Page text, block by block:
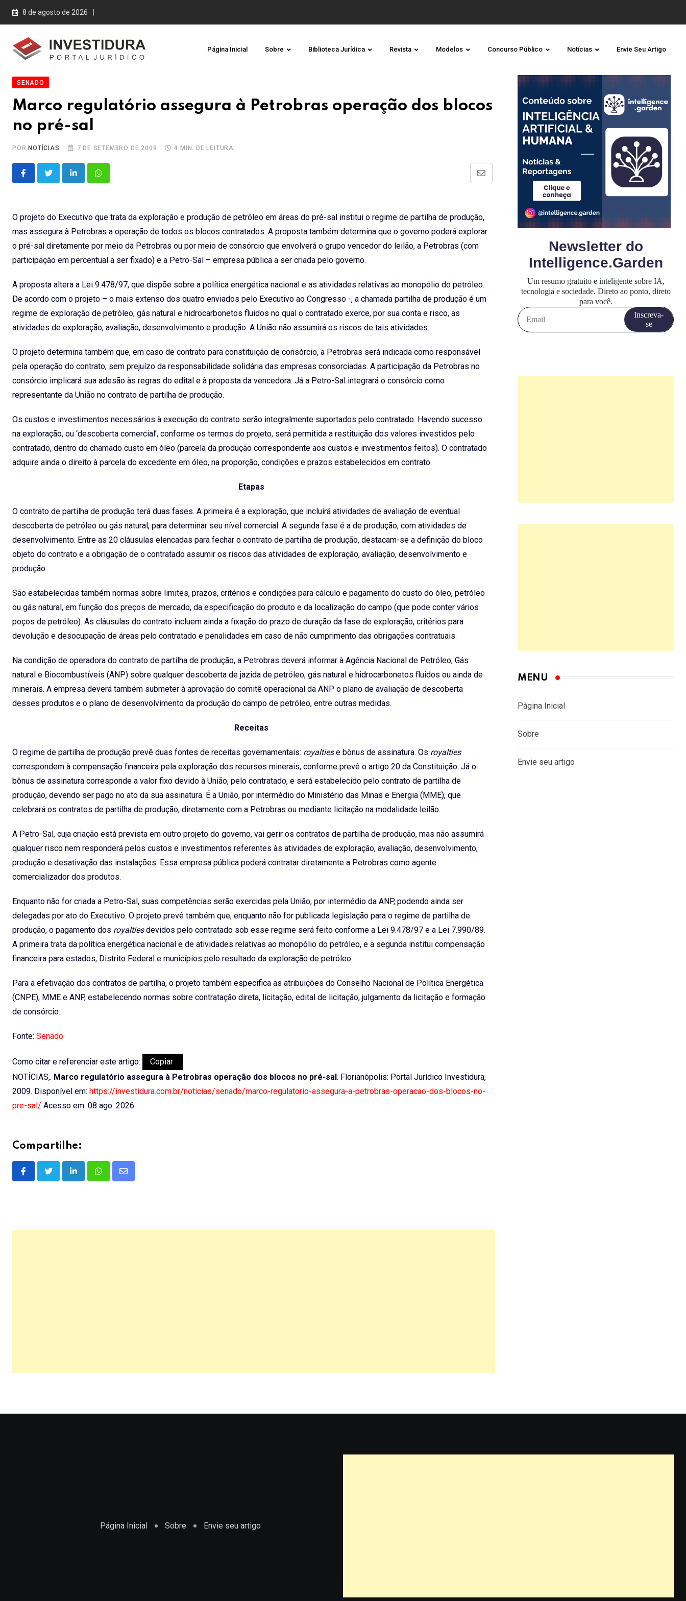
Skip
8 de agosto de 2026
Página Inicial Sobre Biblioteca Jurídica Revista Modelos Concurso Público Notícias Envie Seu Artigo
SENADO
Marco regulatório assegura à Petrobras operação dos blocos
no pré-sal
PORNOTÍCIAS 7 DE SETEMBRO DE 2009 4 MIN. DE LEITURA
LinkedInWhatsapp
Share
O projeto do Executivo que trata da exploração e produção de petróleo em áreas do pré-sal institui o regime de partilha de produção,
mas assegura à Petrobras a operação de todos os blocos contratados. A proposta também determina que o governo poderá explorar
o pré-sal diretamente por meio da Petrobras ou por meio de consórcio que envolverá o grupo vencedor do leilão, a Petrobras (com
participação em percentual a ser fixado) e a Petro-Sal – empresa pública a ser criada pelo governo.
A proposta altera a Lei 9.478/97, que dispõe sobre a política energética nacional e as atividades relativas ao monopólio do petróleo.
De acordo com o projeto – o mais extenso dos quatro enviados pelo Executivo ao Congresso -, a chamada partilha de produção é um
regime de exploração de petróleo, gás natural e hidrocarbonetos fluidos no qual o contratado exerce, por sua conta e risco, as
atividades de exploração, avaliação, desenvolvimento e produção. A União não assumirá os riscos de tais atividades.
O projeto determina também que, em caso de contrato para constituição de consórcio, a Petrobras será indicada como responsável
pela operação do contrato, sem prejuízo da responsabilidade solidária das empresas consorciadas. A participação da Petrobras no
consórcio implicará sua adesão às regras do edital e à proposta da vencedora. Já a Petro-Sal integrará o consórcio como
representante da União no contrato de partilha de produção.
Os custos e investimentos necessários à execução do contrato serão integralmente suportados pelo contratado. Havendo sucesso
na exploração, ou ‘descoberta comercial’, conforme os termos do projeto, será permitida a restituição dos valores investidos pelo
contratado, dentro do chamado custo em óleo (parcela da produção correspondente aos custos e investimentos feitos). O contratado
adquire ainda o direito à parcela do excedente em óleo, na proporção, condições e prazos estabelecidos em contrato.
Etapas
O contrato de partilha de produção terá duas fases. A primeira é a exploração, que incluirá atividades de avaliação de eventual
descoberta de petróleo ou gás natural, para determinar seu nível comercial. A segunda fase é a de produção, com atividades de
desenvolvimento. Entre as 20 cláusulas elencadas para fechar o contrato de partilha de produção, destacam-se a definição do bloco
objeto do contrato e a obrigação de o contratado assumir os riscos das atividades de exploração, avaliação, desenvolvimento e
produção.
São estabelecidas também normas sobre limites, prazos, critérios e condições para cálculo e pagamento do custo do óleo, petróleo
ou gás natural, em função dos preços de mercado, da especificação do produto e da localização do campo (que pode conter vários
poços de petróleo). As cláusulas do contrato incluem ainda a fixação do prazo de duração da fase de exploração, critérios para
devolução e desocupação de áreas pelo contratado e penalidades em caso de não cumprimento das obrigações contratuais.
Na condição de operadora do contrato de partilha de produção, a Petrobras deverá informar à Agência Nacional de Petróleo, Gás
natural e Biocombustíveis (ANP) sobre qualquer descoberta de jazida de petróleo, gás natural e hidrocarbonetos fluidos ou ainda de
minerais. A empresa deverá também submeter à aprovação do comitê operacional da ANP o plano de avaliação de descoberta
desses produtos e o plano de desenvolvimento da produção do campo de petróleo, entre outras medidas.
Receitas
O regime de partilha de produção prevê duas fontes de receitas governamentais: royaltiese bônus de assinatura. Os royalties
correspondem à compensação financeira pela exploração dos recursos minerais, conforme prevê o artigo 20 da Constituição. Já o
bônus de assinatura corresponde a valor fixo devido à União, pelo contratado, e será estabelecido pelo contrato de partilha de
produção, devendo ser pago no ato da sua assinatura. É a União, por intermédio do Ministério das Minas e Energia (MME), que
celebrará os contratos de partilha de produção, diretamente com a Petrobras ou mediante licitação na modalidade leilão.
A Petro-Sal, cuja criação está prevista em outro projeto do governo, vai gerir os contratos de partilha de produção, mas não assumirá
qualquer risco nem responderá pelos custos e investimentos referentes às atividades de exploração, avaliação, desenvolvimento,
produção e desativação das instalações. Essa empresa pública poderá contratar diretamente a Petrobras como agente
comercializador dos produtos.
Enquanto não for criada a Petro-Sal, suas competências serão exercidas pela União, por intermédio da ANP, podendo ainda ser
delegadas por ato do Executivo. O projeto prevê também que, enquanto não for publicada legislação para o regime de partilha de
produção, o pagamento dos royaltiesdevidos pelo contratado sob esse regime será feito conforme a Lei 9.478/97 e a Lei 7.990/89.
A primeira trata da política energética nacional e de atividades relativas ao monopólio do petróleo, e a segunda institui compensação
financeira para estados, Distrito Federal e municípios pelo resultado da exploração de petróleo.
Para a efetivação dos contratos de partilha, o projeto também especifica as atribuições do Conselho Nacional de Política Energética
(CNPE), MME e ANP, estabelecendo normas sobre contratação direta, licitação, edital de licitação, julgamento da licitação e formação
de consórcio.
Fonte: Senado
Como citar e referenciar este artigo:
Copiar
NOTÍCIAS,. Marco regulatório assegura à Petrobras operação dos blocos no pré-sal. Florianópolis: Portal Jurídico Investidura,
2009. Disponível em: https://investidura.com.br/noticias/senado/marco-regulatorio-assegura-a-petrobras-operacao-dos-blocos-no-
pre-sal/ Acesso em: 08 ago. 2026
Compartilhe:
LinkedInWhatsappShare
Página Inicial Sobre Envie seu artigo